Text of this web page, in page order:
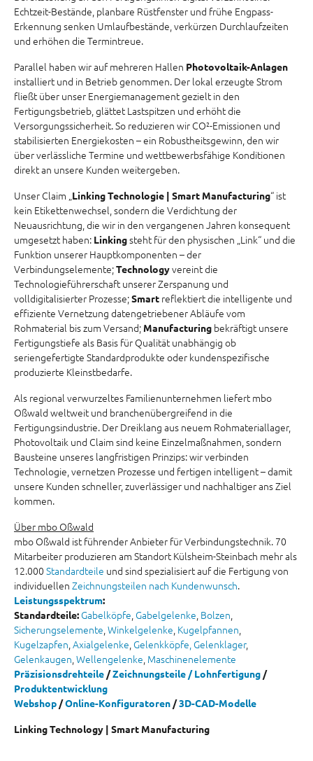
Echtzeit-Bestände, planbare Rüstfenster und frühe Engpass-
Erkennung senken Umlaufbestände, verkürzen Durchlaufzeiten
und erhöhen die Termintreue.
Parallel haben wir auf mehreren Hallen Photovoltaik-Anlagen
installiert und in Betrieb genommen. Der lokal erzeugte Strom
fließt über unser Energiemanagement gezielt in den
Fertigungsbetrieb, glättet Lastspitzen und erhöht die
Versorgungssicherheit. So reduzieren wir CO²-Emissionen und
stabilisierten Energiekosten – ein Robustheitsgewinn, den wir
über verlässliche Termine und wettbewerbsfähige Konditionen
direkt an unsere Kunden weitergeben.
Unser Claim „Linking Technologie | Smart Manufacturing“ ist
kein Etikettenwechsel, sondern die Verdichtung der
Neuausrichtung, die wir in den vergangenen Jahren konsequent
umgesetzt haben: Linkingsteht für den physischen „Link“ und die
Funktion unserer Hauptkomponenten – der
Verbindungselemente;Technologyvereint die
Technologieführerschaft unserer Zerspanung und
volldigitalisierter Prozesse;Smart reflektiert die intelligente und
effiziente Vernetzung datengetriebener Abläufe vom
Rohmaterial bis zum Versand; Manufacturing bekräftigt unsere
Fertigungstiefe als Basis für Qualität unabhängig ob
seriengefertigte Standardprodukte oder kundenspezifische
produzierte Kleinstbedarfe.
Als regional verwurzeltes Familienunternehmen liefert mbo
Oßwald weltweit und branchenübergreifend in die
Fertigungsindustrie. Der Dreiklang aus neuem Rohmateriallager,
Photovoltaik und Claim sind keine Einzelmaßnahmen, sondern
Bausteine unseres langfristigen Prinzips: wir verbinden
Technologie, vernetzen Prozesse und fertigen intelligent – damit
unsere Kunden schneller, zuverlässiger und nachhaltiger ans Ziel
kommen.
Über mbo Oßwald
mbo Oßwald ist führender Anbieter für Verbindungstechnik. 70
Mitarbeiter produzieren am Standort Külsheim-Steinbach mehr als
12.000 Standardteile und sind spezialisiert auf die Fertigung von
individuellen Zeichnungsteilen nach Kundenwunsch.
Leistungsspektrum:
Standardteile: Gabelköpfe, Gabelgelenke, Bolzen,
Sicherungselemente,Winkelgelenke, Kugelpfannen,
Kugelzapfen,Axialgelenke, Gelenkköpfe, Gelenklager,
Gelenkaugen,Wellengelenke, Maschinenelemente
Präzisionsdrehteile /Zeichnungsteile / Lohnfertigung /
Produktentwicklung
Webshop /Online-Konfiguratoren /3D-CAD-Modelle
Linking Technology | Smart Manufacturing